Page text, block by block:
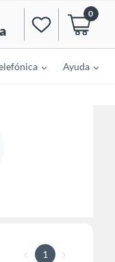
0
Ayuda
1